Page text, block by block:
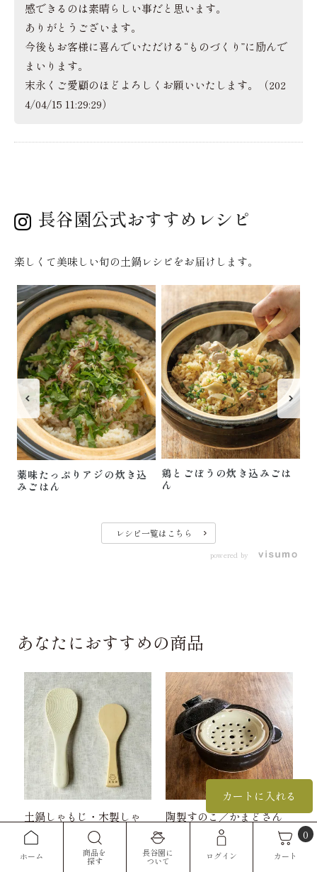
カートに入れる
ホーム 商品を
探す
長谷園に
ついて ログイン
0
カート
感できるのは素晴らしい事だと思います。
ありがとうございます。
今後もお客様に喜んでいただける“ものづくり”に励んで
まいります。
末永くご愛顧のほどよろしくお願いいたします。（202
4/04/15 11:29:29）
長谷園公式おすすめレシピ
楽しくて美味しい旬の土鍋レシピをお届けします。
薬味たっぷりアジの炊き込
みごはん
鶏とごぼうの炊き込みごは
ん
レシピ一覧はこちら
powered by
あなたにおすすめの商品
土鍋しゃもじ・木製しゃ
もじ
陶製すのこ／かまどさん
二合～五合炊き用